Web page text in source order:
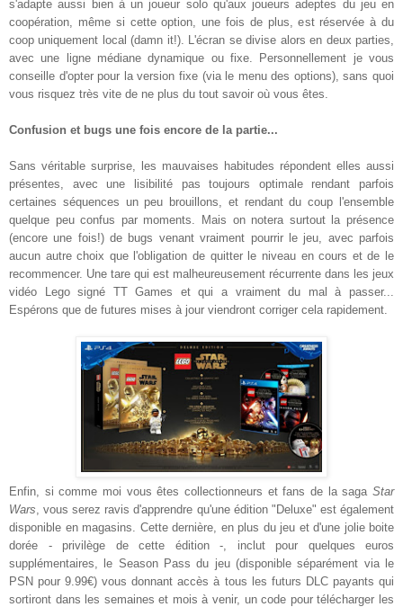
s'adapte aussi bien à un joueur solo qu'aux joueurs adeptes du jeu en
coopération , même si cette option, une fois de plus, est réservée à du
coop uniquement local (damn it!). L'écran se divise alors en deux parties,
avec une ligne médiane dynamique ou fixe. Personnellement je vous
conseil le d'opter pour la version fixe (via le menu des options), sans quoi
vous risquez très vite de ne plus du tout savoir où vous êtes.
Confusion et bugs une fois encore de la partie...
Sans véritable surprise, les mauvaises habitudes répondent elles aussi
présentes , avecune lisibilité pas toujours optimale rendant parfois
certaines séquences unpeu brouillons, et rendant du coup l'ensemble
quelque peu confus par moments
Mais on notera surtout la présence
(encore une fois!) de bugs venant vraiment pourrirle jeu, avec parfois
aucun autrechoix quel'obligation de quitter le niveau en cours et de le
recommencer. Une tare qui est malheureusement récurrente dans les jeux
vidéo Lego signé TT Games et qui a vraiment du mal à passer...
Espérons que de futures mises à jour viendront corriger cela rapidement
Enfin, si comme moi vous êtes collectionneurs et fans de la sagaStar
Wars , vous serez ravis d'apprendre qu'une édition "Deluxe" est également
disponible en magasins. Cette dernière, en plus du jeu et d'une jolie boite
dorée - privilège de cette édition -, inclut pour quelques euros
supplémentaires, le Season Pass du jeu (disponible séparément via le
PSN pour 9.99€) vous donnant accès à tous les futurs DLC payants qui
sortiront dans les semaines et mois à venir, un code pour télécharger les